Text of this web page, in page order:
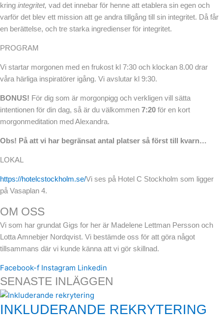
kring integritet, vad det innebar för henne att etablera sin egen och
varför det blev ett mission att ge andra tillgång till sin integritet. Då får
en berättelse, och tre starka ingredienser för integritet.
PROGRAM
Vi startar morgonen med en frukost kl 7:30 och klockan 8.00 drar
våra härliga inspiratörer igång. Vi avslutar kl 9:30.
BONUS! För dig som är morgonpigg och verkligen vill sätta
intentionen för din dag, så är du välkommen 7:20 för en kort
morgonmeditation med Alexandra.
Obs! På att vi har begränsat antal platser så först till kvarn…
LOKAL
https://hotelcstockholm.se/Vi ses på Hotel C Stockholm som ligger
på Vasaplan 4.
OM OSS
Vi som har grundat Gigs for her är Madelene Lettman Persson och
Lotta Amnebjer Nordqvist. Vi bestämde oss för att göra något
tillsammans där vi kunde känna att vi gör skillnad.
Facebook-f Instagram Linkedin
SENASTE INLÄGGEN
INKLUDERANDE REKRYTERING